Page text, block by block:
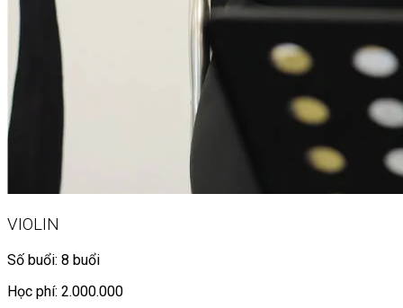
VIOLIN
Số buổi: 8 buổi
Học phí: 2.000.000